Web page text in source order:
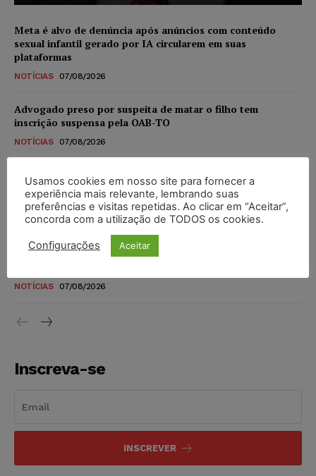
Meta é alvo de denúncia após anúncios com conteúdo
sexual infantil gerado por IA circularem em suas
plataformas
NOTÍCIAS 07/08/2026
Advogado preso por suspeita de matar o filho tem
inscrição suspensa pela OAB-TO
NOTÍCIAS 07/08/2026
STF amplia isenção de IBS e CBS na compra de veículos
novos para pessoas com deficiência e autistas de todos os
níveis
DIREITO TRIBUTÁRIO 07/08/2026
Justiça do Trabalho mantém justa causa de empregado que
NOTÍCIAS 07/08/2026
Inscreva-se
INSCREVER
Usamos cookies em nosso site para fornecer a
experiência mais relevante, lembrando suas
preferências e visitas repetidas. Ao clicar em “Aceitar”,
concorda com a utilização de TODOS os cookies.
Configurações Aceitar